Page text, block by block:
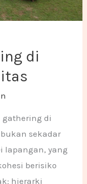
di
gathering di
bukan sekadar
lapangan, yang
berisiko
hierarki